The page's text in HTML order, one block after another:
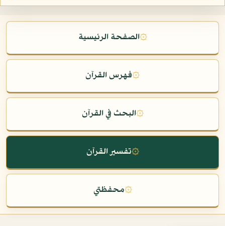
۞الصفحة الرئيسية
۞فهرس القرآن
۞البحث في القرآن
۞تفسير القرآن
۞محفظتي